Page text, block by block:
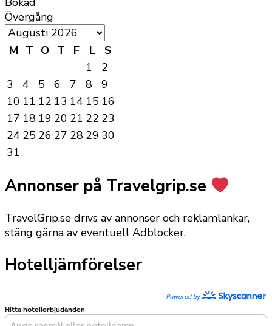
Övergång
M T O T F L
S
1
2
3
4 5 6 7 8
9
10 11 12 13 14 15 16
17 18 19 20 21 22 23
24 25 26 27 28 29 30
31
Annonser på Travelgrip.se
TravelGrip.se drivs av annonser och reklamlänkar,
stäng gärna av eventuell Adblocker.
Hotelljämförelser